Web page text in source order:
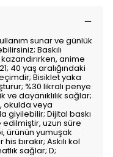
sunar ve günlük
Baskılı
anime
40 yaş aralığındaki
Bisiklet yaka
%30 likralı penye
dayanıklılık sağlar;
okulda veya
giyilebilir; Dijital baskı
uzun süre
ürünün yumuşak
bırakır; Askılı kol
sağlar; D;